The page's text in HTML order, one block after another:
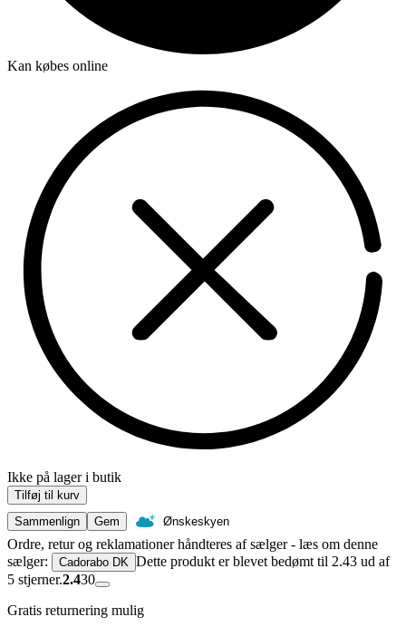
Kan købes online
Ikke på lager i butik
Tilføj til kurv
Sammenlign
Gem Ønskeskyen
Ordre, retur og reklamationer håndteres af sælger - læs om denne
sælger:
Cadorabo DK Dette produkt er blevet bedømt til 2.43 ud af
5 stjerner.2.430
Gratis returnering mulig